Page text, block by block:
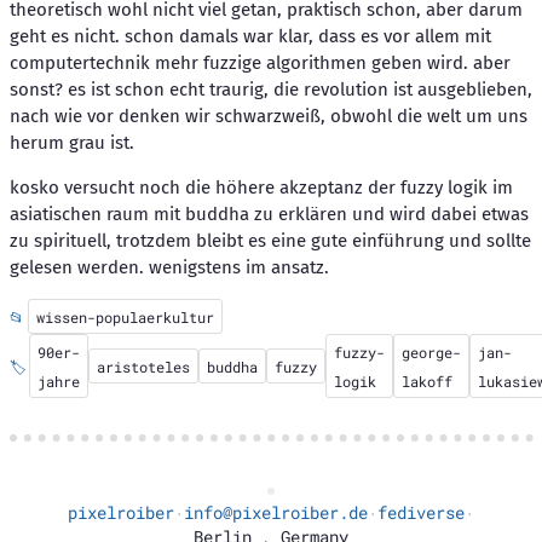
theoretisch wohl nicht viel getan, praktisch schon, aber darum
geht es nicht. schon damals war klar, dass es vor allem mit
computertechnik mehr fuzzige algorithmen geben wird. aber
sonst? es ist schon echt traurig, die revolution ist ausgeblieben,
nach wie vor denken wir schwarzweiß, obwohl die welt um uns
herum grau ist.
kosko versucht noch die höhere akzeptanz der fuzzy logik im
asiatischen raum mit buddha zu erklären und wird dabei etwas
zu spirituell, trotzdem bleibt es eine gute einführung und sollte
gelesen werden. wenigstens im ansatz.
📂 wissen-populaerkultur
🏷️
90er-
jahre
aristoteles buddha fuzzy
fuzzy-
logik
george-
lakoff
jan-
pixelroiber· info@pixelroiber.de· fediverse·
Berlin , Germany